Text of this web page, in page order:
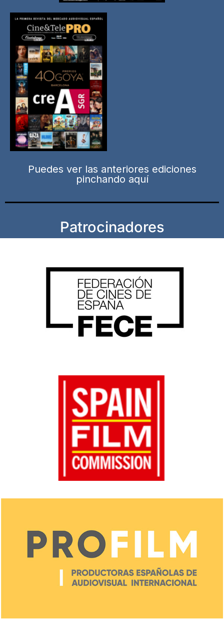
Puedes ver las anteriores ediciones
pinchando aquí
Patrocinadores